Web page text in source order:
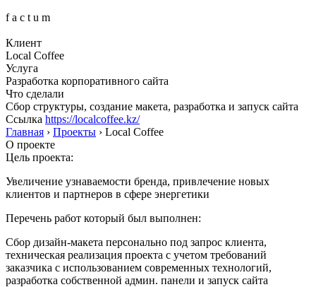
f a c t u m
Клиент
Local Coffee
Услуга
Разработка корпоративного сайта
Что сделали
Сбор структуры, создание макета, разработка и запуск сайта
Ссылка https://localcoffee.kz/
Главная › Проекты › Local Coffee
О проекте
Цель проекта:
Увеличение узнаваемости бренда, привлечение новых
клиентов и партнеров в сфере энергетики
Перечень работ который был выполнен:
Сбор дизайн-макета персонально под запрос клиента,
техническая реализация проекта с учетом требований
заказчика с использованием современных технологий,
разработка собственной админ. панели и запуск сайта